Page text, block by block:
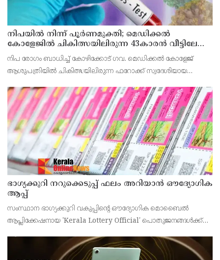
നിപയിൽ നിന്ന് പൂർണമുക്തി; മെഡിക്കൽ
കോളേജിൽ ചികിത്സയിലിരുന്ന 43കാരൻ വീട്ടിലേക്ക്
മടങ്ങി
നിപ രോഗം ബാധിച്ച് കോഴിക്കോട് ഗവ. മെഡിക്കൽ കോളേജ്
ആശുപത്രിയിൽ ചികിത്സയിലിരുന്ന ഫറോക്ക് സ്വദേശിയായ
ഭാഗ്യക്കുറി നറുക്കെടുപ്പ് ഫലം അറിയാൻ ഔദ്യോഗിക
ആപ്പ്
സംസ്ഥാന ഭാഗ്യക്കുറി വകുപ്പിന്റെ ഔദ്യോഗിക മൊബൈൽ
ആപ്ലിക്കേഷനായ 'Kerala Lottery Official' പൊതുജനങ്ങൾക്ക്
അഞ്ജു കെ എസ് അറിയിച്ചു.